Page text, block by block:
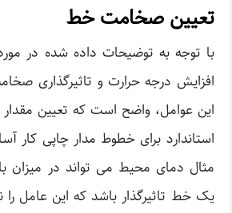
تعیین صخامت خط
با توجه به توضیحات داده شده در
افزایش درجه حرارت و تاثیرگذاری
این عوامل، واضح است که تعیین
استاندارد برای خطوط مدار چاپی کار
مثال دمای محیط می تواند در میزان
یک خط تاثیرگذار باشد که این عامل را